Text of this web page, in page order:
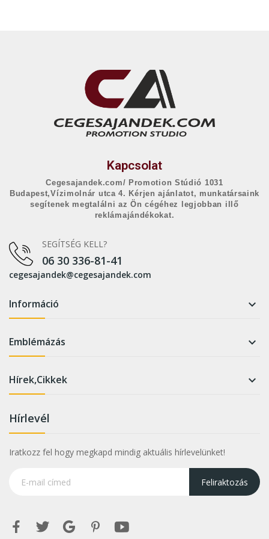
Kapcsolat
Cegesajandek.com/ Promotion Stúdió 1031
Budapest,Vízimolnár utca 4. Kérjen ajánlatot, munkatársaink
segítenek megtalálni az Ön cégéhez legjobban illő
reklámajándékokat.
SEGÍTSÉG KELL?
06 30 336-81-41
cegesajandek@cegesajandek.com
Információ 
Emblémázás 
Hírek,Cikkek 
Hírlevél
Iratkozz fel hogy megkapd mindig aktuális hírlevelünket!
Feliraktozás